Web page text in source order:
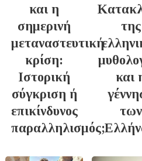
και η
σημερινή
μεταναστευτική
κρίση:
Ιστορική
σύγκριση ή
επικίνδυνος
παραλληλισμός;
της
και
των